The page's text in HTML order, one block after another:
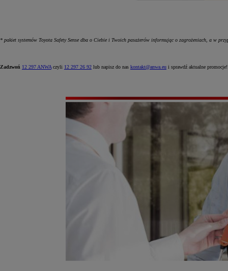
* pakiet systemów Toyota Safety Sense dba o Ciebie i Twoich pasażerów informując o zagrożeniach, a w
Zadzwoń 12 297 ANWA czyli 12 297 26 92 lub napisz do nas kontakt@anwa.eu i sprawdź aktualne promocje!